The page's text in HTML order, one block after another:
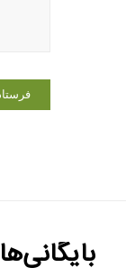
بایگانی‌ها